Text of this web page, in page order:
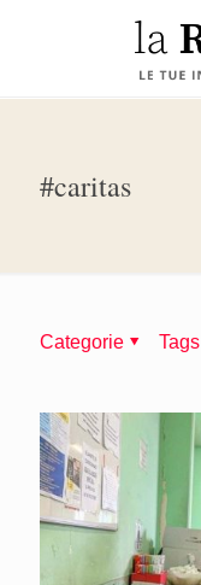
#caritas
Categorie Tags